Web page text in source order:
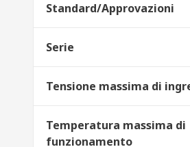
Standard/Approvazioni
Serie
Tensione massima di
Temperatura massima di
funzionamento